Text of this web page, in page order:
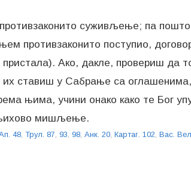
суживљење; па пошто
противзаконито поступио,
Ако, дакле, провериш да
ставиш у Сабрање са
њима, учини онако како те Бог
мишљење.
48, Трул. 87, 93, 98, Анк. 20, Картаг. 102, Вас.